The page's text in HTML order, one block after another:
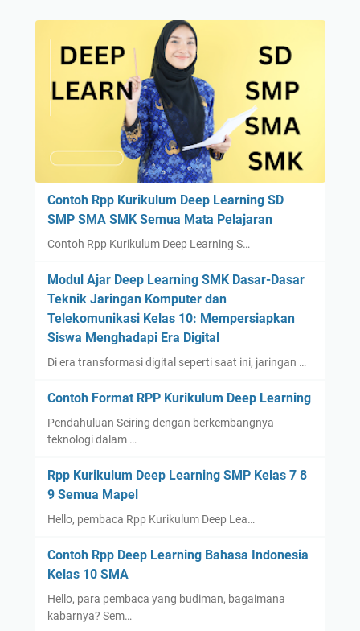
Contoh Rpp Kurikulum Deep Learning SD
SMP SMA SMK Semua Mata Pelajaran
Contoh Rpp Kurikulum Deep Learning S…
Modul Ajar Deep Learning SMK Dasar-Dasar
Teknik Jaringan Komputer dan
Telekomunikasi Kelas 10: Mempersiapkan
Siswa Menghadapi Era Digital
Di era transformasi digital seperti saat ini, jaringan …
Contoh Format RPP Kurikulum Deep Learning
Pendahuluan Seiring dengan berkembangnya
teknologi dalam …
Rpp Kurikulum Deep Learning SMP Kelas 7 8
9 Semua Mapel
Hello, pembaca Rpp Kurikulum Deep Lea…
Contoh Rpp Deep Learning Bahasa Indonesia
Kelas 10 SMA
Hello, para pembaca yang budiman, bagaimana
kabarnya? Sem…